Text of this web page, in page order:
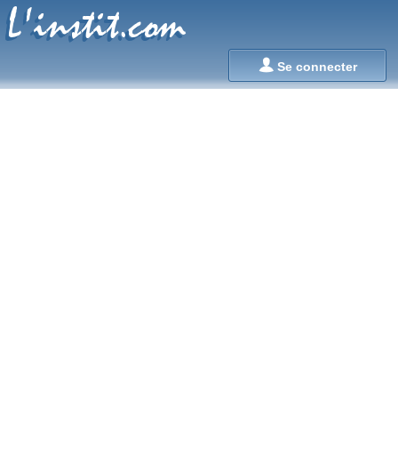
Se connecter
L'instit.com
L'instit.com